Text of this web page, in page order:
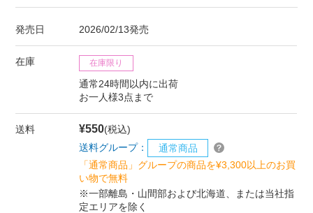
発売日 2026/02/13発売
在庫 在庫限り
通常24時間以内に出荷
お一人様3点まで
送料 ¥550(税込)
送料グループ：
通常商品
「通常商品」グループの商品を¥3,300以上のお買
い物で無料
※一部離島・山間部および北海道、または当社指
定エリアを除く